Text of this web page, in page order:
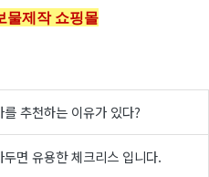
제작 쇼핑몰
추천하는 이유가 있다?
면 유용한 체크리스 입니다.